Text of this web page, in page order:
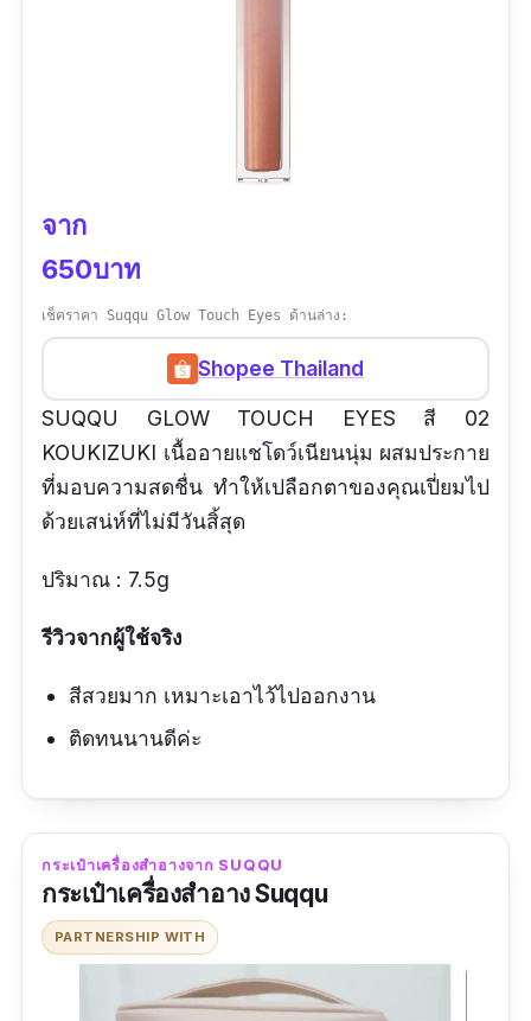
จาก
650บาท
เช็คราคา Suqqu Glow Touch Eyes ด้านล่าง:
Shopee Thailand
SUQQU GLOW TOUCH EYES สี 02
KOUKIZUKI เนื้ออายแชโดว์เนียนนุ่ม ผสมประกาย
ที่มอบความสดชื่น ทำให้เปลือกตาของคุณเปี่ยมไป
ด้วยเสน่ห์ที่ไม่มีวันสิ้สุด
ปริมาณ : 7.5g
รีวิวจากผู้ใช้จริง
สีสวยมาก เหมาะเอาไว้ไปออกงาน
ติดทนนานดีค่ะ
กระเป๋าเครื่องสำอางจาก SUQQU
กระเป๋าเครื่องสำอาง Suqqu
PARTNERSHIP WITH